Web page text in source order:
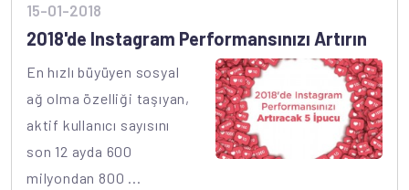
15-01-2018
2018'de Instagram Performansınızı Artırın
En hızlı büyüyen sosyal
ağ olma özelliği taşıyan,
aktif kullanıcı sayısını
son 12 ayda 600
milyondan 800 ...